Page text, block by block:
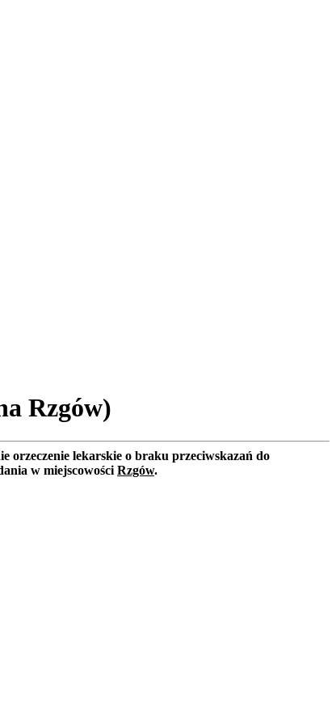
Rzgów)
orzeczenie lekarskie o braku przeciwskazań do
w miejscowości Rzgów.